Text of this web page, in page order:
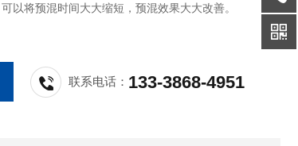
以将预混时间大大缩短，预混效果大大改善。
联系电话： 133-3868-4951